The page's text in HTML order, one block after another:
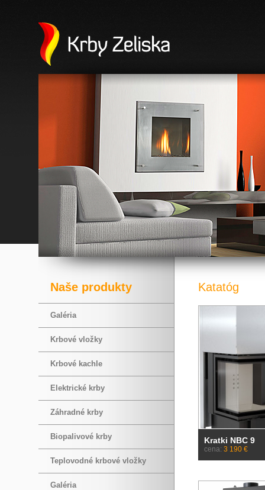
Naše produkty
Galéria
Krbové vložky
Krbové kachle
Elektrické krby
Záhradné krby
Biopalivové krby
Teplovodné krbové vložky
Galéria
Katatóg
Kratki NBC 9
cena: 3 190 €